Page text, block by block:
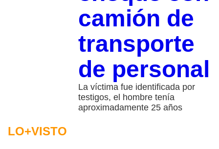
camión de
transporte
de personal
La víctima fue identificada por
testigos, el hombre tenía
aproximadamente 25 años
LO+VISTO